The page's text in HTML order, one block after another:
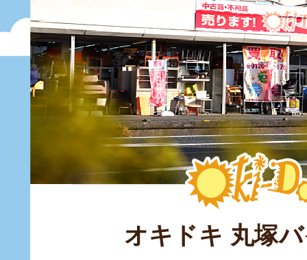
オキドキ 丸塚